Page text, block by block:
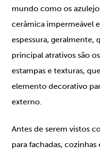
mundo como os
cerâmica impermeável
espessura, geralmente,
principal atrativos são
estampas e texturas,
elemento decorativo
externo.
Antes de serem vistos
para fachadas,